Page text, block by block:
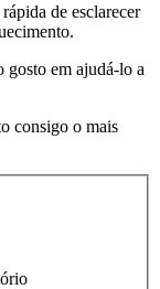
de esclarecer
gosto em ajudá-lo a
consigo o mais